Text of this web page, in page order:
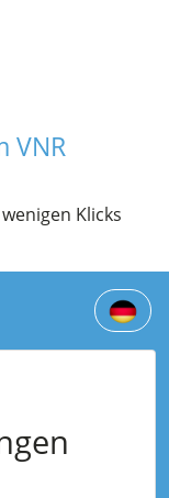
VNR
Klicks